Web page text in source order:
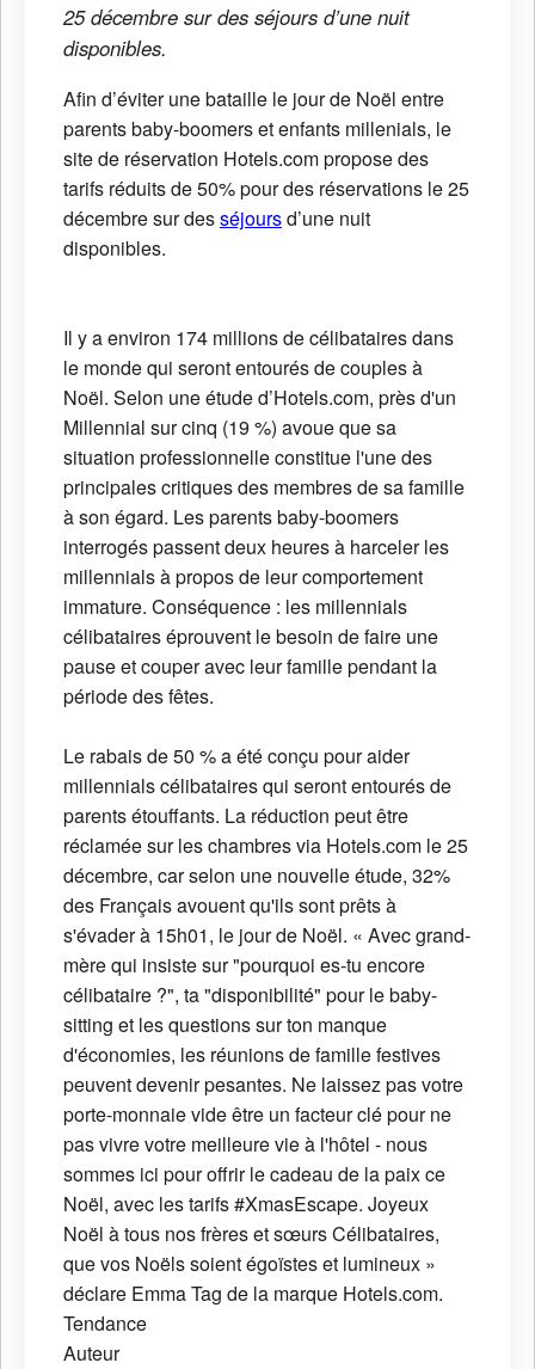
25 décembre sur des séjours d’une nuit
disponibles.
Afin d’éviter une bataille le jour de Noël entre
parents baby-boomers et enfants millenials, le
site de réservation Hotels.com propose des
tarifs réduits de 50% pour des réservations le 25
décembre sur desséjoursd’une nuit
disponibles.
Il y a environ 174 millions de célibataires dans
le monde qui seront entourés de couples à
Noël. Selon une étude d’Hotels.com, près d'un
Millennial sur cinq (19 %) avoue que sa
situation professionnelle constitue l'une des
principales critiques des membres de sa famille
à son égard. Les parents baby-boomers
interrogés passent deux heures à harceler les
millennials à propos de leur comportement
immature. Conséquence : les millennials
célibataires éprouvent le besoin de faire une
pause et couper avec leur famille pendant la
période des fêtes.
Le rabais de 50 % a été conçu pour aider
millennials célibataires qui seront entourés de
parents étouffants. La réduction peut être
réclamée sur les chambres via Hotels.com le 25
décembre, car selon une nouvelle étude, 32%
des Français avouent qu'ils sont prêts à
s'évader à 15h01, le jour de Noël. « Avec grand-
mère qui insiste sur "pourquoi es-tu encore
célibataire ?", ta "disponibilité" pour le baby-
sitting et les questions sur ton manque
d'économies, les réunions de famille festives
peuvent devenir pesantes. Ne laissez pas votre
porte-monnaie vide être un facteur clé pour ne
pas vivre votre meilleure vie à l'hôtel - nous
sommes ici pour offrir le cadeau de la paix ce
Noël, avec les tarifs #XmasEscape. Joyeux
Noël à tous nos frères et sœurs Célibataires,
que vos Noëls soient égoïstes et lumineux »
déclare Emma Tag de la marque Hotels.com.
Tendance
Auteur